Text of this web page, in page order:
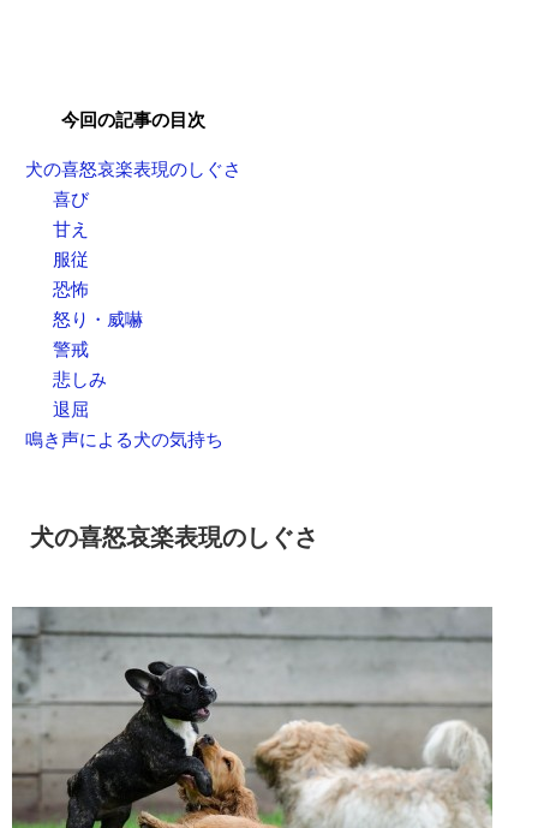
今回の記事の目次
犬の喜怒哀楽表現のしぐさ
喜び
甘え
服従
恐怖
怒り・威嚇
警戒
悲しみ
退屈
鳴き声による犬の気持ち
犬の喜怒哀楽表現のしぐさ